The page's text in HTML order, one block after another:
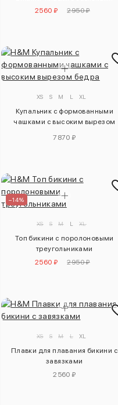
2560 ₽
2950 ₽
XS S M L XL
Купальник с формованными
чашками с высоким вырезом
7870 ₽
–14%
XS S M L XL
Топ бикини с поролоновыми
треугольниками
2560 ₽
2950 ₽
XS S M L XL
Плавки для плавания бикини с
завязками
2560 ₽